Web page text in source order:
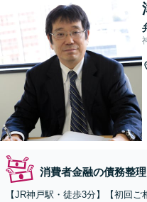
消費者金融の債務整理
【JR神戸駅・徒歩3分】【初回ご